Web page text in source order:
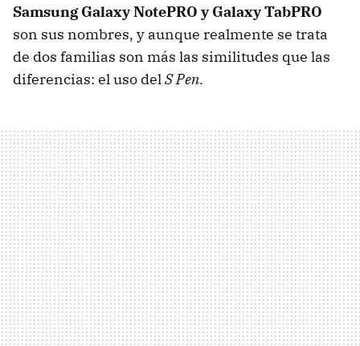
Samsung Galaxy NotePRO y Galaxy TabPRO
son sus nombres, y aunque realmente se trata
de dos familias son más las similitudes que las
diferencias: el uso delS Pen.